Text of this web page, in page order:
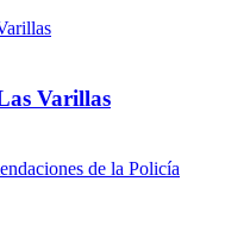
Varillas